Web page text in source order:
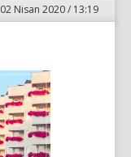
02 Nisan 2020 / 13:19